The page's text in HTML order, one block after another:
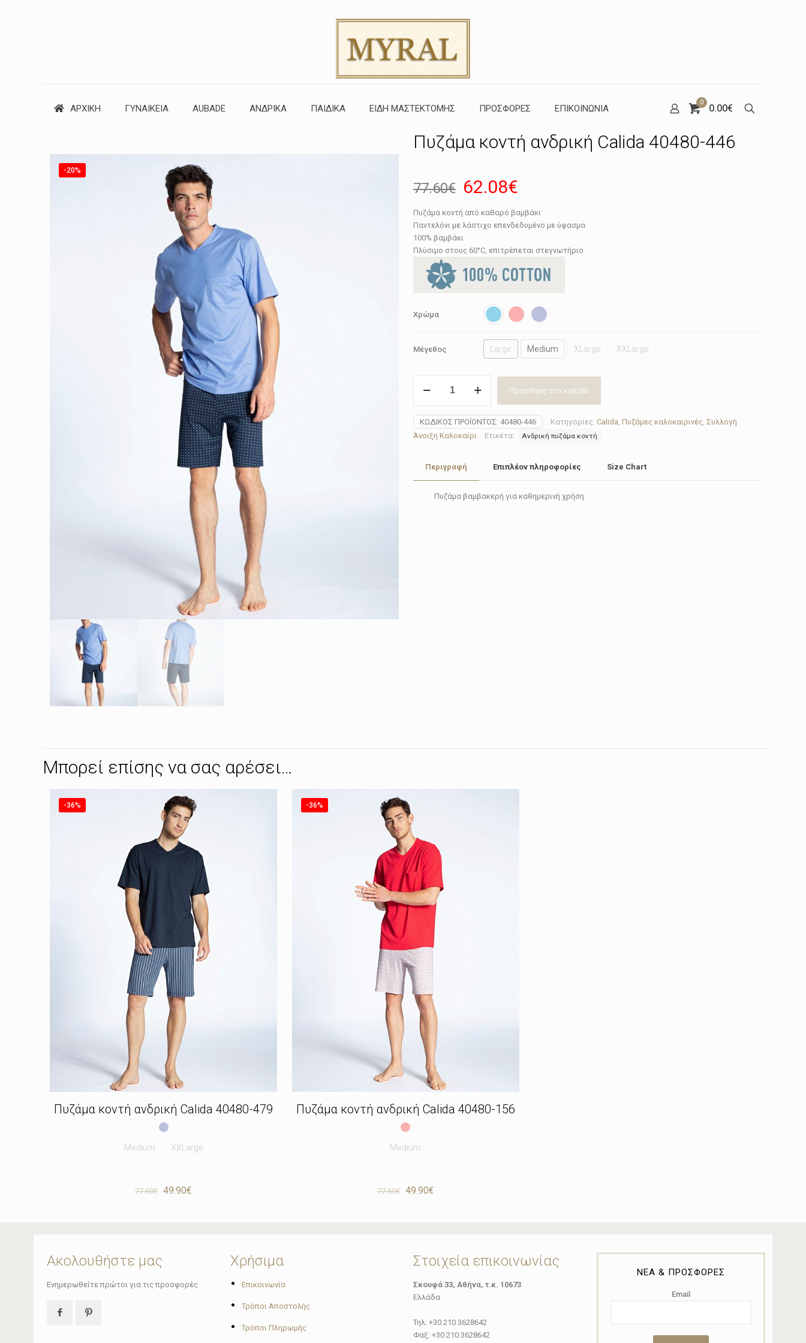
ΑΡΧΙΚΗ ΓΥΝΑΙΚΕΙΑ AUBADE ΑΝΔΡΙΚΑ ΠΑΙΔΙΚΑ ΕΙΔΗ ΜΑΣΤΕΚΤΟΜΗΣ ΠΡΟΣΦΟΡΕΣ ΕΠΙΚΟΙΝΩΝΙΑ
0
0.00€
-20%
Πυζάμα κοντή ανδρική Calida 40480-446
77.60€ Original
price
was:
77.60€.
62.08€
τρέχουσα
τιμή
62.08€.
Πυζάμα κοντή από καθαρό βαμβάκι
Παντελόνι με λάστιχο επενδεδυμένο με ύφασμα
100% βαμβάκι
Πλύσιμο στους 60°C, επιτρέπεται στεγνωτήριο
Χρώμα
Μέγεθος Large Medium XLarge XXLarge
κοντή
Calida
40480-
Προσθήκη στο καλάθι
ΚΩΔΙΚΌΣ ΠΡΟΪΌΝΤΟΣ: 40480-446 Κατηγορίες: Calida, Πυζάμες καλοκαιρινές, Συλλογή
Άνοιξη Καλοκαίρι
Ετικέτα: Ανδρική πυζάμα κοντή
Περιγραφή Επιπλέον πληροφορίες Size Chart
Πυζάμα βαμβακερή για καθημερινή χρήση
Μπορεί επίσης να σας αρέσει…
-36%
Πυζάμα κοντή ανδρική Calida 40480-479
Medium XXLarge
77.60€ Original
49.90€
-36%
Πυζάμα κοντή ανδρική Calida 40480-156
Medium
77.60€
Original
49.90€Η
Ακολουθήστε μας
Ενημερωθείτε πρώτοι για τις προσφορές
Χρήσιμα
• Επικοινωνία
• Τρόποι Αποστολής
• Τρόποι Πληρωμής
Στοιχεία επικοινωνίας
Σκουφά 33, Αθήνα, τ.κ. 10673
Ελλάδα
Τηλ: +30 210 3628642
Φαξ: +30 210 3628642
ΝΕΑ & ΠΡΟΣΦΟΡΕΣ
Email